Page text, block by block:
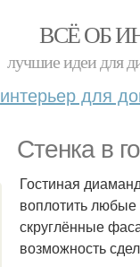
ВСЁ ОБ
лучшие идеи для
интерьер для
Стенка в
Гостиная
воплотить любые
скруглённые
возможность